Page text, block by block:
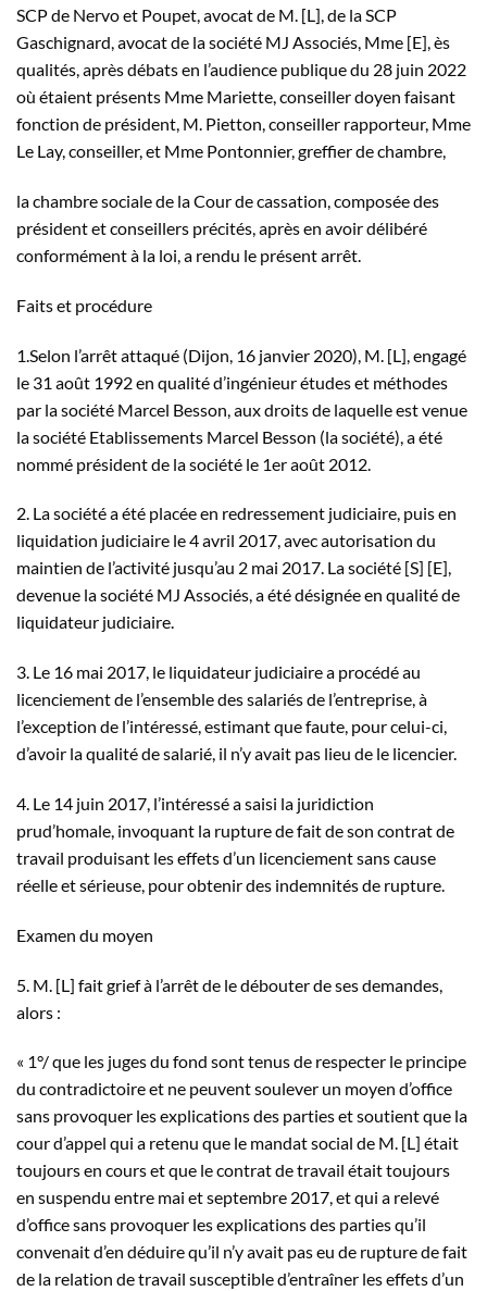
SCP de Nervo et Poupet, avocat de M. [L], de la SCP
Gaschignard, avocat de la société MJ Associés, Mme [E], ès
qualités, après débats en l’audience publique du 28 juin 2022
où étaient présents Mme Mariette, conseiller doyen faisant
fonction de président, M. Pietton, conseiller rapporteur, Mme
Le Lay, conseiller, et Mme Pontonnier, greffier de chambre,
la chambre sociale de la Cour de cassation, composée des
président et conseillers précités, après en avoir délibéré
conformément à la loi, a rendu le présent arrêt.
Faits et procédure
1.Selon l’arrêt attaqué (Dijon, 16 janvier 2020), M. [L], engagé
le 31 août 1992 en qualité d’ingénieur études et méthodes
par la société Marcel Besson, aux droits de laquelle est venue
la société Etablissements Marcel Besson (la société), a été
nommé président de la société le 1er août 2012.
2. La société a été placée en redressement judiciaire, puis en
liquidation judiciaire le 4 avril 2017, avec autorisation du
maintien de l’activité jusqu’au 2 mai 2017. La société [S] [E],
devenue la société MJ Associés, a été désignée en qualité de
liquidateur judiciaire.
3. Le 16 mai 2017, le liquidateur judiciaire a procédé au
licenciement de l’ensemble des salariés de l’entreprise, à
l’exception de l’intéressé, estimant que faute, pour celui-ci,
d’avoir la qualité de salarié, il n’y avait pas lieu de le licencier.
4. Le 14 juin 2017, l’intéressé a saisi la juridiction
prud’homale, invoquant la rupture de fait de son contrat de
travail produisant les effets d’un licenciement sans cause
réelle et sérieuse, pour obtenir des indemnités de rupture.
Examen du moyen
5. M. [L] fait grief à l’arrêt de le débouter de ses demandes,
alors :
« 1°/ que les juges du fond sont tenus de respecter le principe
du contradictoire et ne peuvent soulever un moyen d’office
sans provoquer les explications des parties et soutient que la
cour d’appel qui a retenu que le mandat social de M. [L] était
toujours en cours et que le contrat de travail était toujours
en suspendu entre mai et septembre 2017, et qui a relevé
d’office sans provoquer les explications des parties qu’il
convenait d’en déduire qu’il n’y avait pas eu de rupture de fait
de la relation de travail susceptible d’entraîner les effets d’un